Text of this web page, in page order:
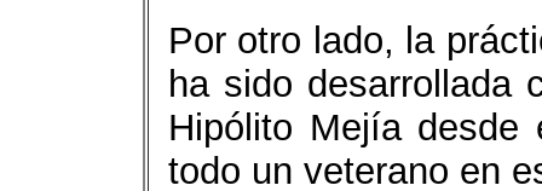
Por otro lado, la
ha sido desarrollada
Hipólito Mejía
todo un veterano en